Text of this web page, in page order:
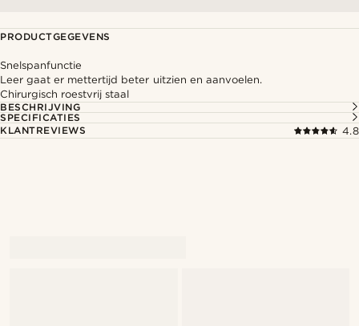
PRODUCTGEGEVENS
Snelspanfunctie
Leer gaat er mettertijd beter uitzien en aanvoelen.
Chirurgisch roestvrij staal
BESCHRIJVING
SPECIFICATIES
KLANTREVIEWS
4.8